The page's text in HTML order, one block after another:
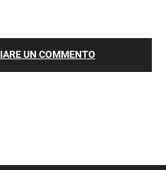
UN COMMENTO